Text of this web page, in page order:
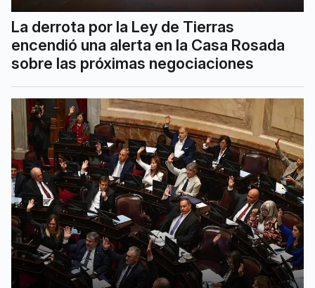
La derrota por la Ley de Tierras
encendió una alerta en la Casa Rosada
sobre las próximas negociaciones